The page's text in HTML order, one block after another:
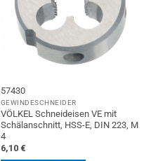
57430
GEWINDESCHNEIDER
VÖLKEL Schneideisen VE mit
Schälanschnitt, HSS-E, DIN 223, M
4
6,10 €